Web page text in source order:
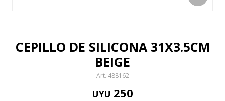
CEPILLO DE SILICONA 31X3.5CM
BEIGE
488162
UYU 250